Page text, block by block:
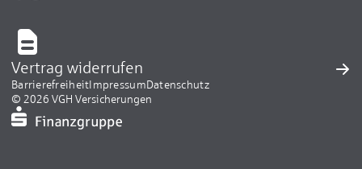
Vertrag widerrufen
BarrierefreiheitImpressumDatenschutz
© 2026 VGH Versicherungen